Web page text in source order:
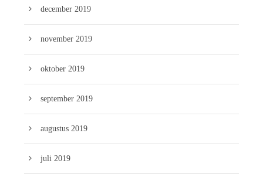
december 2019
november 2019
oktober 2019
september 2019
augustus 2019
juli 2019